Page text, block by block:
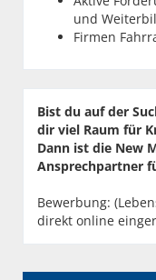
und
Firmen
Bist du auf der
dir viel Raum für
Dann ist die New
Ansprechpartner
Bewerbung:
direkt online